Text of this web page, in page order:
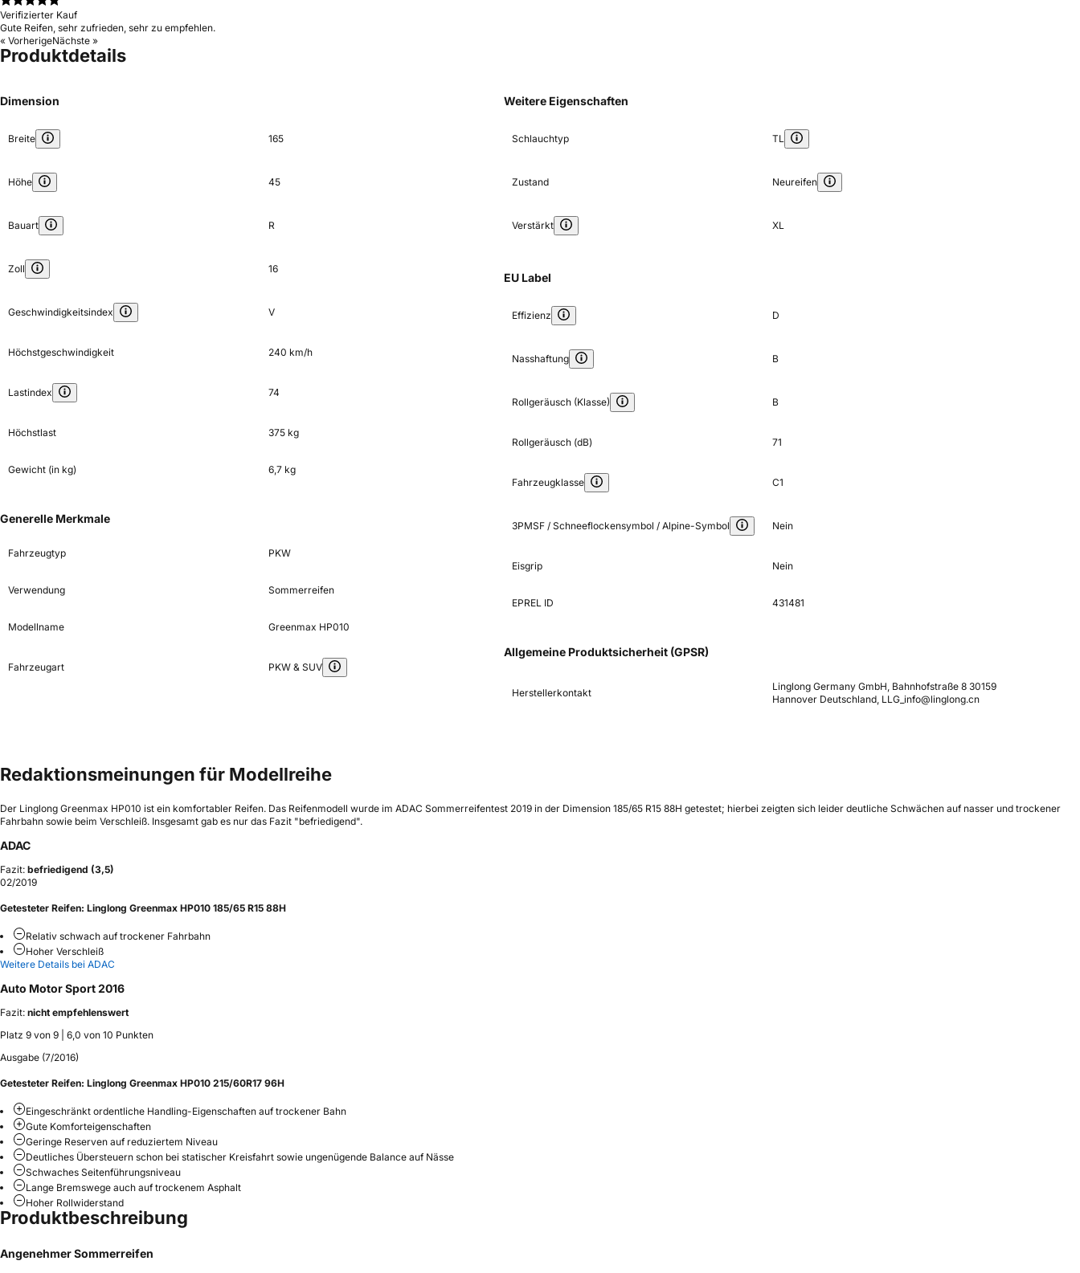
Verifizierter Kauf
Gute Reifen, sehr zufrieden, sehr zu empfehlen.
« VorherigeNächste »
Produktdetails
Dimension
Breite 165
Höhe 45
Bauart R
Zoll 16
Geschwindigkeitsindex V
Höchstgeschwindigkeit 240 km/h
Lastindex 74
Höchstlast 375 kg
Gewicht (in kg) 6,7 kg
Generelle Merkmale
Fahrzeugtyp PKW
Verwendung Sommerreifen
Modellname Greenmax HP010
Fahrzeugart PKW & SUV
Weitere Eigenschaften
Schlauchtyp TL
Zustand Neureifen
Verstärkt XL
EU Label
Effizienz D
Nasshaftung B
Rollgeräusch (Klasse) B
Rollgeräusch (dB) 71
Fahrzeugklasse C1
3PMSF / Schneeflockensymbol / Alpine-Symbol Nein
Eisgrip Nein
EPREL ID 431481
Allgemeine Produktsicherheit (GPSR)
Herstellerkontakt
Linglong Germany GmbH, Bahnhofstraße 8 30159
Hannover Deutschland, LLG_info@linglong.cn
Redaktionsmeinungen für Modellreihe
Der Linglong Greenmax HP010 ist ein komfortabler Reifen. Das Reifenmodell wurde im ADAC Sommerreifentest 2019 in der Dimension 185/65 R15 88H getestet; hierbei zeigten sich leider deutliche Schwächen auf nasser und trockener
Fahrbahn sowie beim Verschleiß. Insgesamt gab es nur das Fazit "befriedigend".
ADAC
Fazit: befriedigend (3,5)
02/2019
Getesteter Reifen: Linglong Greenmax HP010 185/65 R15 88H
Relativ schwach auf trockener Fahrbahn
Hoher Verschleiß
Weitere Details bei ADAC
Auto Motor Sport 2016
Fazit: nicht empfehlenswert
Platz 9 von 9 | 6,0 von 10 Punkten
Ausgabe (7/2016)
Getesteter Reifen: Linglong Greenmax HP010 215/60R17 96H
Eingeschränkt ordentliche Handling-Eigenschaften auf trockener Bahn
Gute Komforteigenschaften
Geringe Reserven auf reduziertem Niveau
Deutliches Übersteuern schon bei statischer Kreisfahrt sowie ungenügende Balance auf Nässe
Schwaches Seitenführungsniveau
Lange Bremswege auch auf trockenem Asphalt
Hoher Rollwiderstand
Produktbeschreibung
Angenehmer Sommerreifen